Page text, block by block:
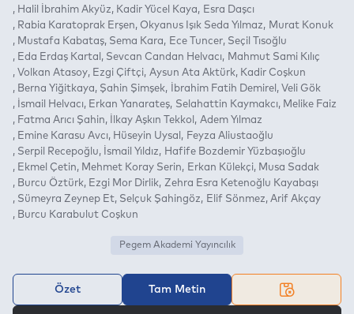
Halil İbrahim Akyüz
Kadir Yücel Kaya
Esra Daşcı
Rabia Karatoprak Erşen
Okyanus Işık Seda Yılmaz
Murat Konuk
Mustafa Kabataş Sema Kara Ece Tuncer Seçil Tısoğlu
Eda Erdaş Kartal
Sevcan Candan Helvacı
Mahmut Sami Kılıç
Volkan Atasoy
Ezgi Çiftçi Aysun Ata Aktürk
Kadir Coşkun
Berna Yiğitkaya
Şahin Şimşek İbrahim Fatih Demirel
Veli Gök
İsmail Helvacı
Erkan Yanarateş Selahattin Kaymakcı
Melike Faiz
Fatma Arıcı Şahin
İlkay Aşkın Tekkol
Adem Yılmaz
Emine Karasu Avcı
Hüseyin Uysal
Feyza Aliustaoğlu
Serpil Recepoğlu
İsmail Yıldız
Hafife Bozdemir Yüzbaşıoğlu
Ekmel Çetin
Mehmet Koray Serin Erkan Külekçi
Musa Sadak
Burcu Öztürk
Ezgi Mor Dirlik Zehra Esra Ketenoğlu Kayabaşı
Sümeyra Zeynep Et Selçuk Şahingöz Elif Sönmez Arif Akçay
Burcu Karabulut Coşkun
Pegem Akademi Yayıncılık
Özet Tam Metin